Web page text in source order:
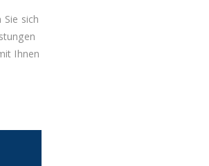
sich
Ihnen